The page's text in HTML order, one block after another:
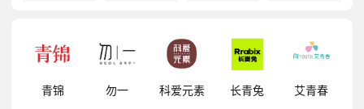
青锦 勿一 科爱元素 长青兔 艾青春